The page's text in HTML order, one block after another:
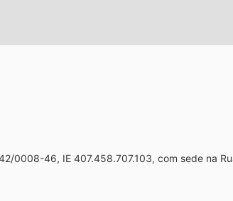
0008-46, IE 407.458.707.103, com sede na